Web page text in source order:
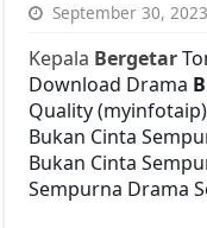
September 30, 2023
Kepala Bergetar
Download Drama
Quality
Bukan Cinta
Bukan Cinta
Sempurna Drama